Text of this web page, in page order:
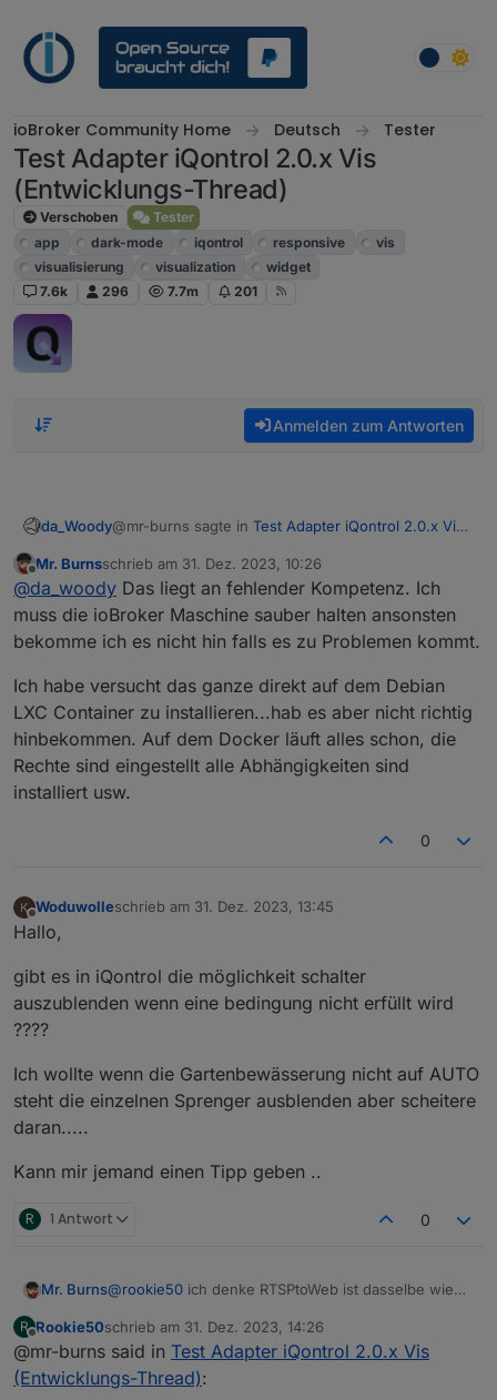
ioBroker Community Home Deutsch Tester
Test Adapter iQontrol 2.0.x Vis
(Entwicklungs-Thread)
Verschoben
Tester
app
dark-mode iqontrol responsive
vis
visualisierung
visualization
widget
7.6k
296 7.7m 201
Anmelden zum Antworten
da_Woody@mr-burns sagte in Test Adapter iQontrol 2.0.x Vis
einem LXC Container auf einem NUC und
dann in einem Docker...
warum auch immer man einen container in einem
container laufen lässt...
Offline
Mr. Burnsschrieb am 31. Dez. 2023, 10:26
zuletzt editiert von
@da_woody Das liegt an fehlender Kompetenz. Ich
muss die ioBroker Maschine sauber halten ansonsten
bekomme ich es nicht hin falls es zu Problemen kommt.
Ich habe versucht das ganze direkt auf dem Debian
LXC Container zu installieren...hab es aber nicht richtig
hinbekommen. Auf dem Docker läuft alles schon, die
Rechte sind eingestellt alle Abhängigkeiten sind
installiert usw.
0
Offline
Woduwolleschrieb am 31. Dez. 2023, 13:45
zuletzt editiert von
Hallo,
gibt es in iQontrol die möglichkeit schalter
auszublenden wenn eine bedingung nicht erfüllt wird
????
Ich wollte wenn die Gartenbewässerung nicht auf AUTO
steht die einzelnen Sprenger ausblenden aber scheitere
daran.....
Kann mir jemand einen Tipp geben ..
R 1 Antwort 0
Mr. Burns@rookie50 ich denke RTSPtoWeb ist dasselbe wie
Muss eventuell etwas in die config.json von dem ich
wissen sollte?
Meine Kameras sind von Unifi und laufen über
Protect. Habe schon den Stream mit der geringen
Auflösung verwendet.
R
Offline
Rookie50schrieb am 31. Dez. 2023, 14:26
zuletzt editiert von
@mr-burns said in Test Adapter iQontrol 2.0.x Vis
(Entwicklungs-Thread):